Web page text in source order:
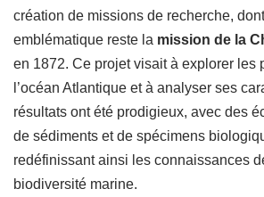
création de missions de recherche,
emblématique reste la mission de la
en 1872. Ce projet visait à explorer les
l’océan Atlantique et à analyser ses
résultats ont été prodigieux, avec des
de sédiments et de spécimens
redéfinissant ainsi les connaissances
biodiversité marine.